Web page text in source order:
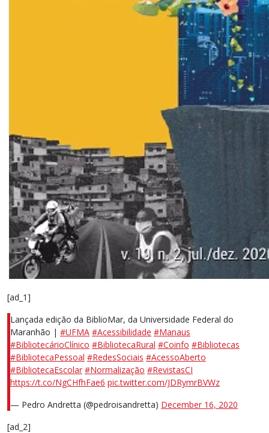
[ad_1]
Lançada edição da BiblioMar, da Universidade Federal do
Maranhão | #UFMA #Acessibilidade #Manaus
#BibliotecárioClínico #BibliotecaRural #Coinfo #Bibliotecas
#BibliotecaPessoal #RedesSociais #AcessoAberto
#BibliotecaEscolar #Normalização #RevistasCI
https://t.co/NgCHfhFae6 pic.twitter.com/JDRymrBVWz
— Pedro Andretta (@pedroisandretta) December 16, 2020
[ad_2]